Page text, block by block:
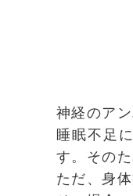
神経のア
睡眠不足
す。その
ただ、身